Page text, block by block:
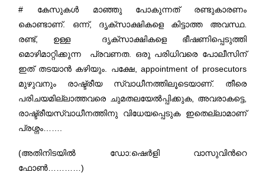
# കേസുകൾ മാഞ്ഞു പോകുന്നത് രണ്ടുകാരണം
കൊണ്ടാണ്. ഒന്ന്, ദൃക്സാക്ഷികളെ കിട്ടാത്ത അവസ്ഥ.
രണ്ട്, ഉള്ള ദൃക്സാക്ഷികളെ ഭീഷണിപ്പെടുത്തി
മൊഴിമാറ്റിക്കുന്ന പ്രവണത. ഒരു പരിധിവരെ പോലീസിന്
ഇത് തടയാൻ കഴിയും. പക്ഷേ, appointment of prosecutors
മുഴുവനും രാഷ്ട്രീയ സ്വാധീനത്തിലൂടെയാണ്. തീരെ
പരിചയമില്ലാത്തവരെ ചുമതലയേൽപ്പിക്കുക, അവരാകട്ടെ,
രാഷ്ട്രീയസ്വാധീനത്തിനു വിധേയപ്പെടുക ഇതെല്ലാമാണ്
പ്രശ്നം…….
(അതിനിടയിൽ ഡോ:ഷെർളി വാസുവിന്‍റെ
ഫോൺ…………)